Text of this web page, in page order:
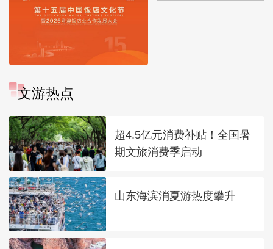
文游热点
超4.5亿元消费补贴！全国暑
期文旅消费季启动
山东海滨消夏游热度攀升